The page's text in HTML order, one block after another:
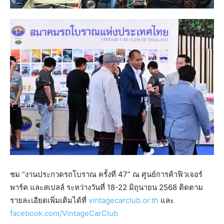
ชม “งานประกวดรถโบราณ ครั้งที่ 47” ณ ศูนย์การค้าฟิวเจอร์
พาร์ค และสเปลล์ ระหว่างวันที่ 18-22 มิถุนายน 2568 ติดตาม
รายละเอียดเพิ่มเติมได้ที่ vintagecarclub.or.th และ
facebook.com/VintageCarClub